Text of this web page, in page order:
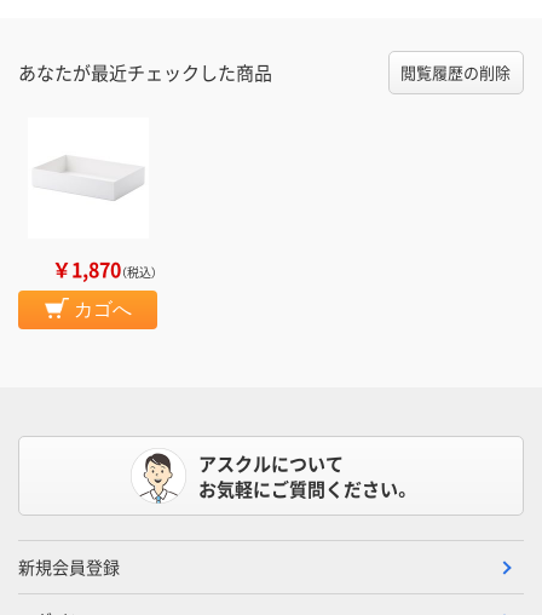
あなたが最近チェックした商品 閲覧履歴の削除
￥1,870（税込）
カゴへ
アスクルについて
お気軽にご質問ください。
新規会員登録